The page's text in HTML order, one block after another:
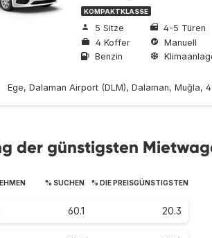
KOMPAKTKLASSE
5 Sitze
4-5 Türen
4 Koffer
Manuell
Benzin
Ege, Dalaman Airport (DLM), Dalaman, Muğla,
der günstigsten
% SUCHEN % DIE PREISGÜNSTIGSTEN
60.1 20.3